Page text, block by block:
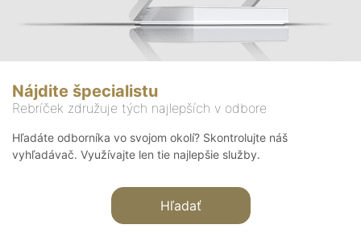
Nájdite špecialistu
Rebríček združuje tých najlepších v odbore
Hľadáte odborníka vo svojom okolí? Skontrolujte náš
vyhľadávač. Využívajte len tie najlepšie služby.
Hľadať